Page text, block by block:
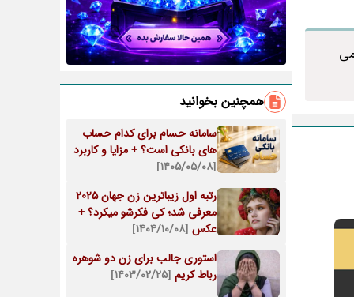
همچنین بخوانید
سامانه حسام برای کدام حساب
های بانکی است؟ + مزایا و کاربرد
[۱۴۰۵/۰۵/۰۸]
رتبه اول زیباترین زن جهان 2025
معرفی شد؛ کی فکرشو میکرد؟ +
عکس [۱۴۰۴/۱۰/۰۸]
استوری جالب برای زن دو شوهره
رباط کریم [۱۴۰۳/۰۲/۲۵]